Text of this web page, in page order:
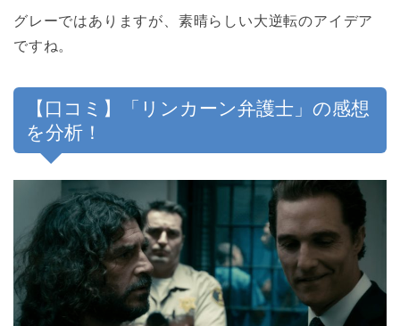
グレーではありますが、素晴らしい大逆転のアイデア
ですね。
【口コミ】「リンカーン弁護士」の感想
を分析！